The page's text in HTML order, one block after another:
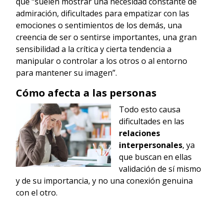
admiración, dificultades para empatizar con las
emociones o sentimientos de los demás, una
creencia de ser o sentirse importantes, una gran
sensibilidad a la crítica y cierta tendencia a
manipular o controlar a los otros o al entorno
para mantener su imagen”.
Cómo afecta a las personas
Todo esto causa
dificultades en las
relaciones
interpersonales, ya
que buscan en ellas
validación de sí mismo
y de su importancia, y no una conexión genuina
con el otro.